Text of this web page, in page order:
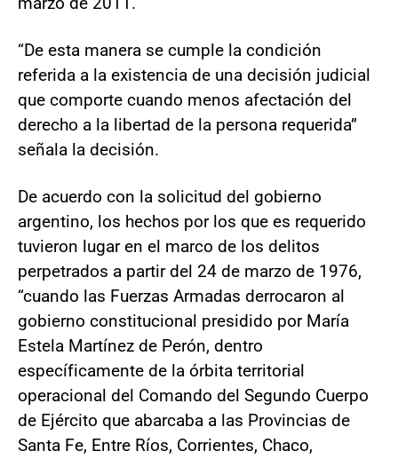
“De esta manera se cumple la condición
referida a la existencia de una decisión judicial
que comporte cuando menos afectación del
derecho a la libertad de la persona requerida”
señala la decisión.
De acuerdo con la solicitud del gobierno
argentino, los hechos por los que es requerido
tuvieron lugar en el marco de los delitos
perpetrados a partir del 24 de marzo de 1976,
“cuando las Fuerzas Armadas derrocaron al
gobierno constitucional presidido por María
Estela Martínez de Perón, dentro
específicamente de la órbita territorial
operacional del Comando del Segundo Cuerpo
de Ejército que abarcaba a las Provincias de
Santa Fe, Entre Ríos, Corrientes, Chaco,